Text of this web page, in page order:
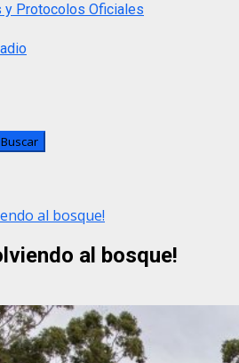
y Protocolos Oficiales
al bosque!
al bosque!